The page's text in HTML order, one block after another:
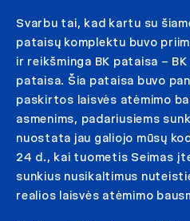
Svarbu tai, kad kartu su
pataisų komplektu buvo
ir reikšminga BK pataisa –
pataisa. Šia pataisa buvo
paskirtos laisvės atėmimo
asmenims, padariusiems
nuostata jau galiojo mūsų
24 d., kai tuometis Seimas
sunkius nusikaltimus
realios laisvės atėmimo